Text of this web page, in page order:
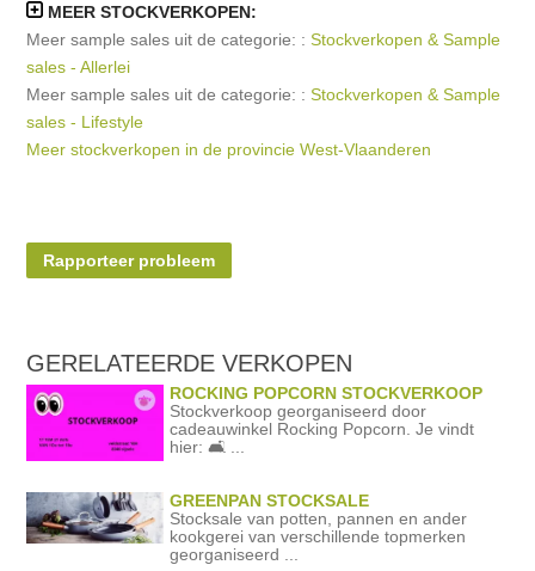
MEER STOCKVERKOPEN:
Meer sample sales uit de categorie: :Stockverkopen & Sample
sales - Allerlei
Meer sample sales uit de categorie: :Stockverkopen & Sample
sales - Lifestyle
Meer stockverkopen in de provincie West-Vlaanderen
Rapporteer probleem
GERELATEERDEVERKOPEN
ROCKING POPCORN STOCKVERKOOP
Stockverkoop georganiseerd door
cadeauwinkel Rocking Popcorn. Je vindt
hier: 🛋️ ...
GREENPAN STOCKSALE
Stocksale van potten, pannen en ander
kookgerei van verschillende topmerken
georganiseerd ...